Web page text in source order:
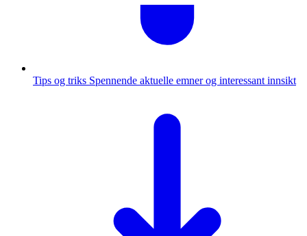
Tips og triks Spennende aktuelle emner og interessant innsikt